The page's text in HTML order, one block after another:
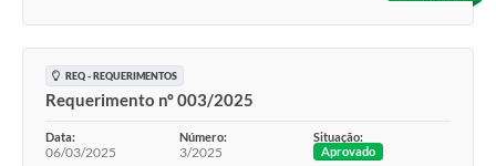
REQ - REQUERIMENTOS
Requerimento nº 003/2025
Data:
06/03/2025
Número:
3/2025
Situação:
Aprovado